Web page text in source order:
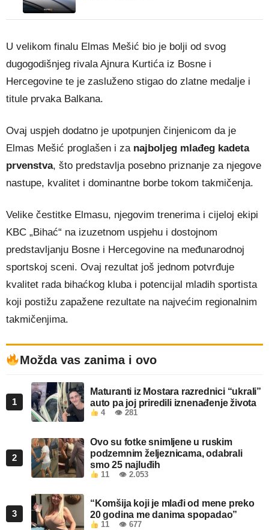
U velikom finalu Elmas Mešić bio je bolji od svog
dugogodišnjeg rivala Ajnura Kurtića iz Bosne i
Hercegovine te je zasluženo stigao do zlatne medalje i
titule prvaka Balkana.
Ovaj uspjeh dodatno je upotpunjen činjenicom da je
Elmas Mešić proglašen i za najboljeg mlađeg kadeta
prvenstva, što predstavlja posebno priznanje za njegove
nastupe, kvalitet i dominantne borbe tokom takmičenja.
Velike čestitke Elmasu, njegovim trenerima i cijeloj ekipi
KBC „Bihać“ na izuzetnom uspjehu i dostojnom
predstavljanju Bosne i Hercegovine na međunarodnoj
sportskoj sceni. Ovaj rezultat još jednom potvrđuje
kvalitet rada bihaćkog kluba i potencijal mladih sportista
koji postižu zapažene rezultate na najvećim regionalnim
takmičenjima.
Možda vas zanima i ovo
1
Maturanti iz Mostara razrednici “ukrali”
auto pa joj priredili iznenađenje života
4 👁 281
2
Ovo su fotke snimljene u ruskim
podzemnim željeznicama, odabrali
smo 25 najluđih
11 👁 2.053
3
“Komšija koji je mlađi od mene preko
20 godina me danima spopadao”
11 👁 677